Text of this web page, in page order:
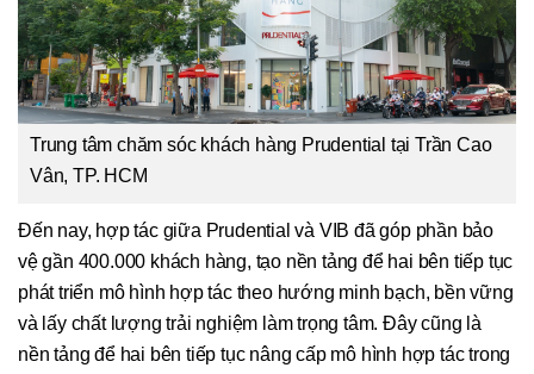
Trung tâm chăm sóc khách hàng Prudential tại Trần Cao
Vân, TP. HCM
Đến nay, hợp tác giữa Prudential và VIB đã góp phần bảo
vệ gần 400.000 khách hàng, tạo nền tảng để hai bên tiếp tục
phát triển mô hình hợp tác theo hướng minh bạch, bền vững
và lấy chất lượng trải nghiệm làm trọng tâm. Đây cũng là
nền tảng để hai bên tiếp tục nâng cấp mô hình hợp tác trong